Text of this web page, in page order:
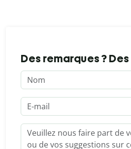
Des remarques ?